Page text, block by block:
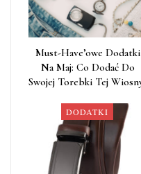
Must-Have’owe Dodatki
Na Maj: Co Dodać Do
Swojej Torebki Tej
DODATKI